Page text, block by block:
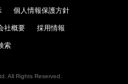
個人情報保護方針
社概要 採用情報
索
All Rights Reserved.